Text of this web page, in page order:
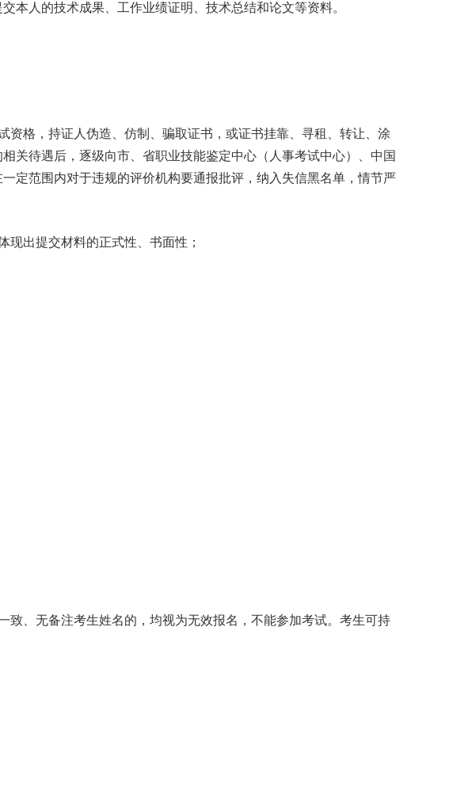
人的技术成果、工作业绩证明、技术总结和论文等资料。
格，持证人伪造、仿制、骗取证书，或证书挂靠、寻租、转让、涂
关待遇后，逐级向市、省职业技能鉴定中心（人事考试中心）、中国
定范围内对于违规的评价机构要通报批评，纳入失信黑名单，情节严
出提交材料的正式性、书面性；
、无备注考生姓名的，均视为无效报名，不能参加考试。考生可持